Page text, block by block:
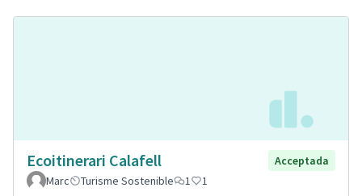
Ecoitinerari Calafell
Acceptada
Marc
Turisme Sostenible 1 1